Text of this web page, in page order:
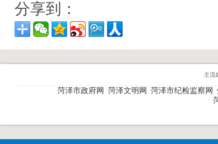
分享到：
主流
菏泽市政府网 菏泽文明网 菏泽市纪检监察网